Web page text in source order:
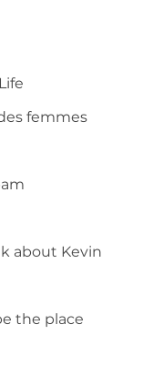
femmes
about Kevin
the place